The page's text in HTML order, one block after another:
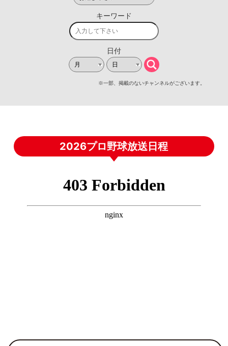
2026プロ野球放送日程